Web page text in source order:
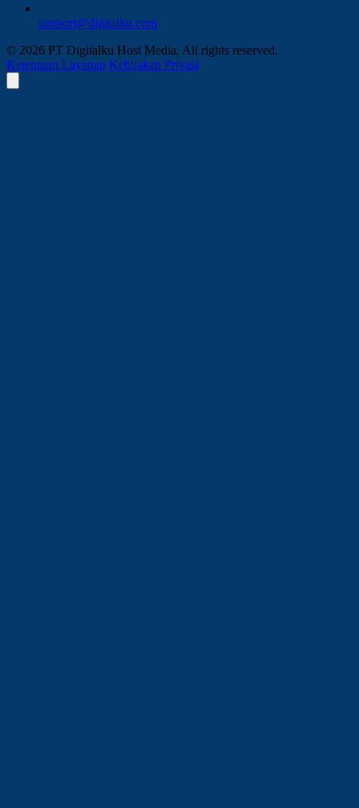
support@digitalku.com
© 2026 PT Digitalku Host Media. All rights reserved.
Ketentuan Layanan Kebijakan Privasi